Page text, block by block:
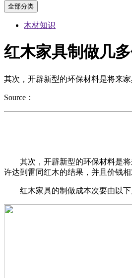
全部分类
木材知识
红木家具制做几
其次，开辟新型的环保材料是将来
Source：
其次，开辟新型的环保材料是将
许达到雷同红木的结果，并且价钱
红木家具的制做成本次要由以下